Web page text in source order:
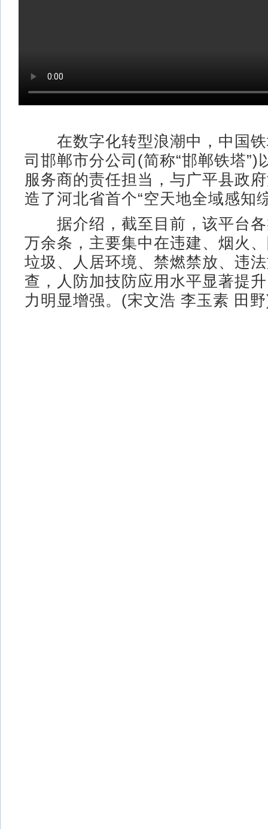
在数字化转型浪潮中，中国铁
司邯郸市分公司(简称“邯郸铁塔”)
服务商的责任担当，与广平县政
造了河北省首个“空天地全域感知
据介绍，截至目前，该平台各
万余条，主要集中在违建、烟火
垃圾、人居环境、禁燃禁放、违
查，人防加技防应用水平显著提
力明显增强。(宋文浩 李玉素 田